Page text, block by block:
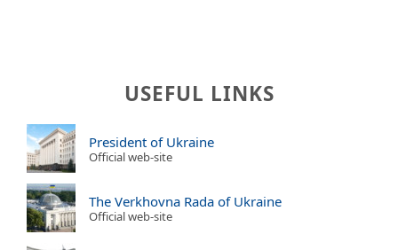
USEFUL LINKS
President of Ukraine
Official web-site
The Verkhovna Rada of Ukraine
Official web-site